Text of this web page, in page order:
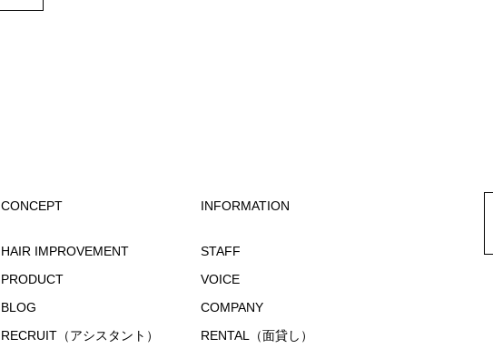
CONCEPT INFORMATION
HAIR IMPROVEMENT
STAFF
PRODUCT
VOICE
BLOG
COMPANY
RECRUIT（アシスタント）
RENTAL（面貸し）